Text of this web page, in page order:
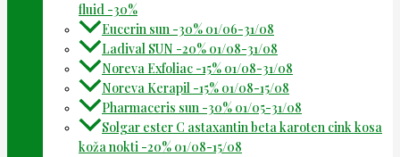
fluid -30%
Eucerin sun -30% 01/06-31/08
Ladival SUN -20% 01/08-31/08
Noreva Exfoliac -15% 01/08-31/08
Noreva Kerapil -15% 01/08-15/08
Pharmaceris sun -30% 01/05-31/08
Solgar ester C astaxantin beta karoten cink kosa
koža nokti -20% 01/08-15/08